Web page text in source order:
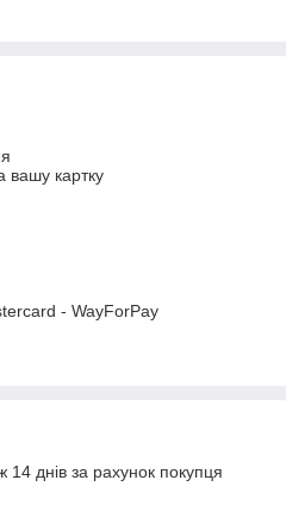
вашу картку
- WayForPay
днів за рахунок покупця